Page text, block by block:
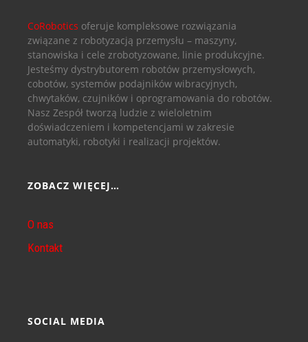
CoRobotics oferuje kompleksowe rozwiązania
związane z robotyzacją przemysłu – maszyny,
stanowiska i cele zrobotyzowane, linie produkcyjne.
Jesteśmy dystrybutorem robotów przemysłowych,
cobotów, systemów podajników wibracyjnych,
chwytaków, czujników i oprogramowania do robotów.
Nasz Zespół tworzą ludzie z wieloletnim
doświadczeniem i kompetencjami w zakresie
automatyki, robotyki i realizacji projektów.
ZOBACZ WIĘCEJ…
O nas
Kontakt
SOCIAL MEDIA